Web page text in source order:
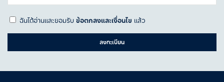
ฉันได้อ่านและยอมรับข้อตกลงและเงื่อนไข แล้ว
ลงทะเบียน